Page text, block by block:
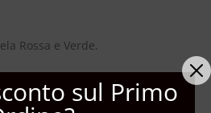
Rossa e Verde.
sul Primo